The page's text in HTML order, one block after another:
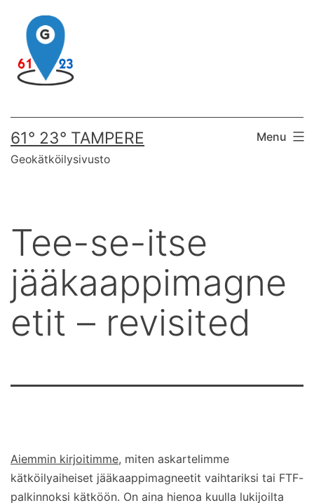
content
61° 23° TAMPERE
Geokätköilysivusto
Menu
Tee-se-itse
jääkaappimagne
etit – revisited
Aiemmin kirjoitimme, miten askartelimme
kätköilyaiheiset jääkaappimagneetit vaihtariksi tai FTF-
palkinnoksi kätköön. On aina hienoa kuulla lukijoilta